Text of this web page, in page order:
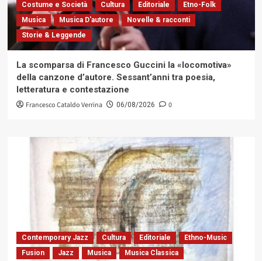
Costume e Società Cultura Editoriale
Etno-Folk
Musica
Musica D'autore
Novelle & racconti
Storie & Leggende
La scomparsa di Francesco Guccini la «locomotiva»
della canzone d’autore. Sessant’anni tra poesia,
letteratura e contestazione
Francesco Cataldo Verrina 06/08/2026 0
Contemporary Jazz Cultura Editoriale
Ethno-Music
Fusion
Jazz Musica Musica Classica